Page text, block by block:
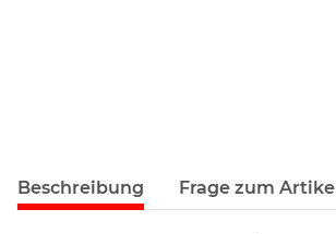
Beschreibung Frage zum Artikel